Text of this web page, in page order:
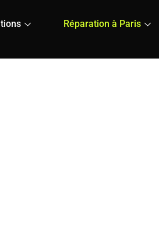
Réparation à Paris